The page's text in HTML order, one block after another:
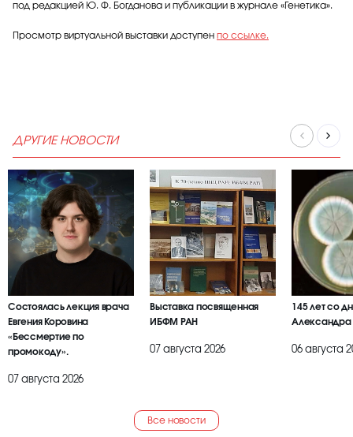
под редакцией Ю. Ф. Богданова и публикации в журнале «Генетика».
Просмотр виртуальной выставки доступен по ссылке.
ДРУГИЕ НОВОСТИ
Состоялась лекция врача
Евгения Коровина
«Бессмертие по
промокоду».
07 августа 2026
Выставка посвященная
ИБФМ РАН
07 августа 2026
145 лет со
Александра
06 августа
Все новости